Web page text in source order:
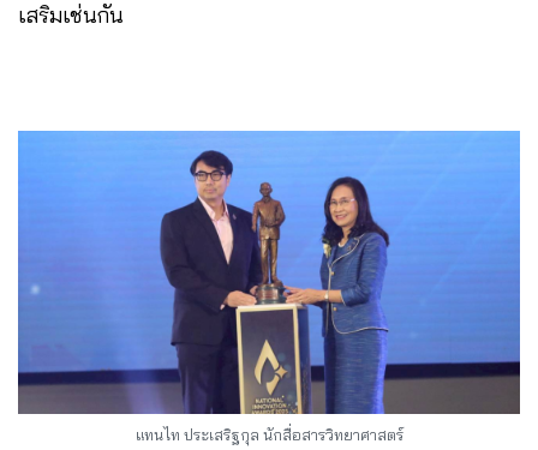
เสริมเช่นกัน
แทนไท ประเสริฐกุล นักสื่อสารวิทยาศาสตร์